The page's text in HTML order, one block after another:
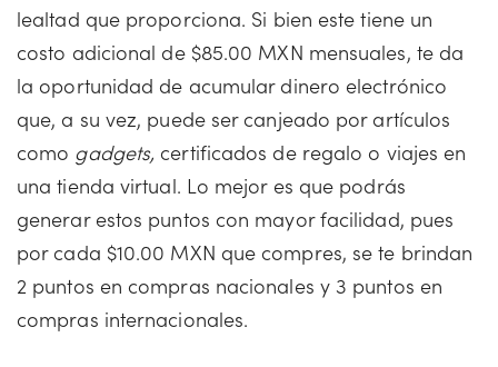
lealtad que proporciona. Si bien este tiene un
costo adicional de $85.00 MXN mensuales, te da
la oportunidad de acumular dinero electrónico
que, a su vez, puede ser canjeado por artículos
como gadgets,certificados de regalo o viajes en
una tienda virtual. Lo mejor es que podrás
generar estos puntos con mayor facilidad, pues
por cada $10.00 MXN que compres, se te brindan
2 puntos en compras nacionales y 3 puntos en
compras internacionales.